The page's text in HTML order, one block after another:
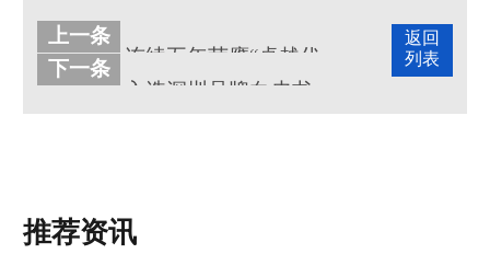
返回
列表
上一条
下一条
推荐资讯